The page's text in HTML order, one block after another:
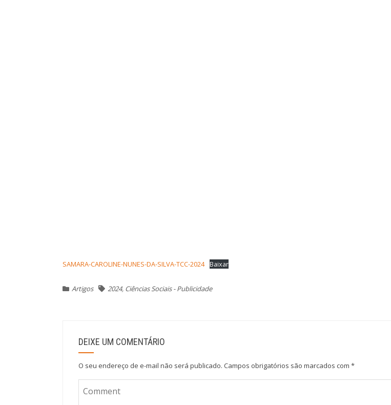
SAMARA-CAROLINE-NUNES-DA-SILVA-TCC-2024 Baixar
Artigos 2024, Ciências Sociais - Publicidade
DEIXE UM COMENTÁRIO
O seu endereço de e-mail não será publicado. Campos obrigatórios são marcados com *